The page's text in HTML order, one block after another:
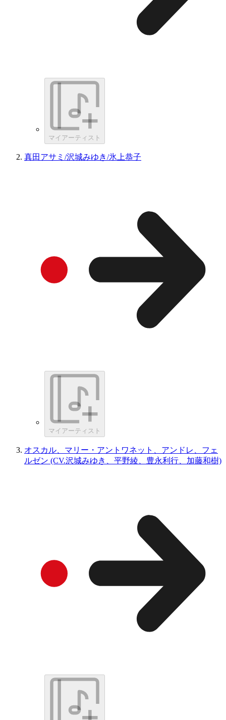
マイアーティスト
真田アサミ/沢城みゆき/氷上恭子
マイアーティスト
オスカル、マリー・アントワネット、アンドレ、フェ
ルゼン (CV.沢城みゆき、平野綾、豊永利行、加藤和樹)